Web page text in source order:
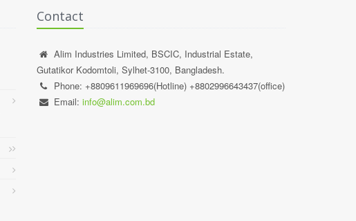
Contact
Alim Industries Limited, BSCIC, Industrial Estate,
Gutatikor Kodomtoli, Sylhet-3100, Bangladesh.
Phone: +8809611969696(Hotline) +8802996643437(office)
Email: info@alim.com.bd